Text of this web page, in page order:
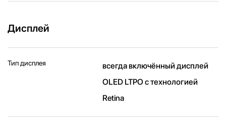
Дисплей
Тип дисплея
всегда включённый дисплей
OLED LTPO с технологией
Retina